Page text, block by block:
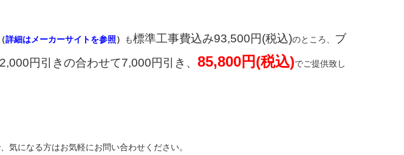
詳細はメーカーサイトを参照） も標準工事費込み93,500円(税込)のところ、 ブ
円引きの合わせて7,000円引き、85,800円(税込)でご提供致し
気になる方はお気軽にお問い合わせください。